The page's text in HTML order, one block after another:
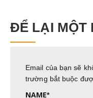
ĐỂ LẠI MỘT
Email của bạn sẽ
trường bắt buộc
NAME*